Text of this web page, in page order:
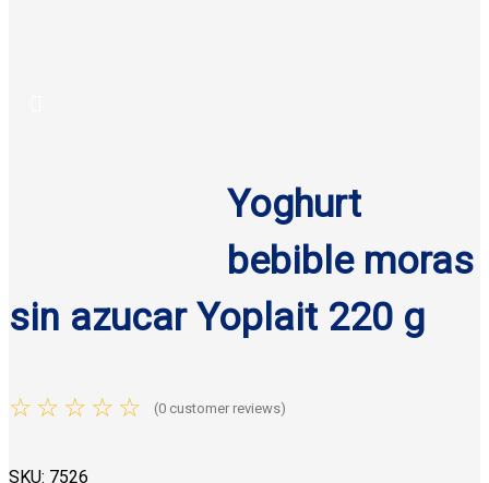
Yoghurt
bebible moras
sin azucar Yoplait 220 g
☆ ☆ ☆ ☆ ☆ (0 customer reviews)
SKU: 7526